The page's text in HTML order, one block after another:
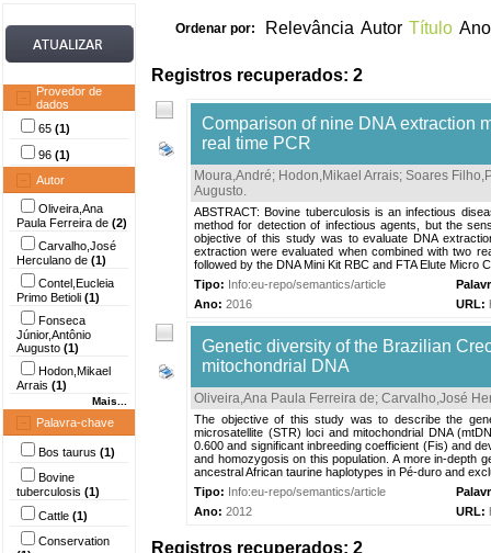
Provedor de
dados
65 (1)
96 (1)
Autor
Oliveira,Ana
Paula Ferreira de (2)
Carvalho,José
Herculano de (1)
Contel,Eucleia
Primo Betioli (1)
Fonseca
Júnior,Antônio
Augusto (1)
Hodon,Mikael
Arrais (1)
Mais...
Palavra-chave
Bos taurus (1)
Bovine
tuberculosis (1)
Cattle (1)
Conservation
Ordenar por: Relevância Autor Título Ano
Registros recuperados: 2
Comparison of nine DNA extraction
real time PCR
Moura,André; Hodon,Mikael Arrais; Soares
Augusto.
ABSTRACT: Bovine tuberculosis is an infectious
method for detection of infectious agents, but the
objective of this study was to evaluate DNA
extraction were evaluated when combined with two
followed by the DNA Mini Kit RBC and FTA Elute
Tipo: Info:eu-repo/semantics/article
Ano: 2016 URL:
Genetic diversity of the Brazilian
mitochondrial DNA
Oliveira,Ana Paula Ferreira de; Carvalho,José
The objective of this study was to describe the
microsatellite (STR) loci and mitochondrial DNA
0.600 and significant inbreeding coefficient (Fis) and
and homozygosis on this population. A more in-depth
ancestral African taurine haplotypes in Pé-duro and
Tipo: Info:eu-repo/semantics/article
Ano: 2012 URL:
Registros recuperados: 2